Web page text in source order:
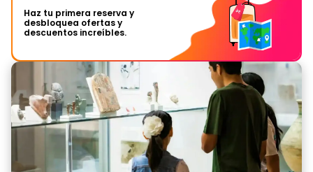
Haz tu primera reserva y
desbloquea ofertas y
descuentos increíbles.